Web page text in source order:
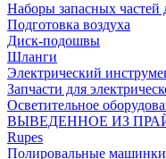
Наборы запасных частей
Подготовка воздуха
Диск-подошвы
Шланги
Электрический
Запчасти для
Осветительное
ВЫВЕДЕННОЕ ИЗ
Rupes
Полировальные машинки